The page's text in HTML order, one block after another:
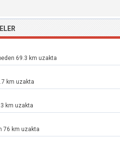
69.3 km uzakta
km uzakta
km uzakta
76 km uzakta